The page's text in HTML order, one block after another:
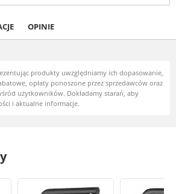
OPINIE
produkty uwzględniamy ich dopasowanie,
opłaty ponoszone przez sprzedawców oraz
użytkowników. Dokładamy starań, aby
i aktualne informacje.